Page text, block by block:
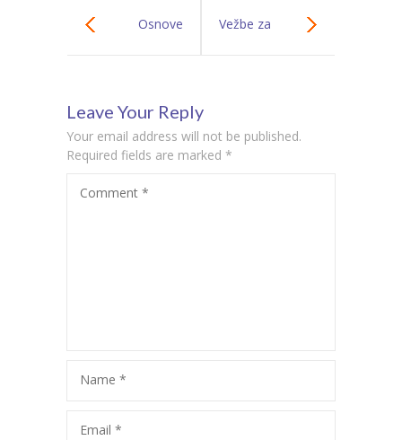
Osnove
rehabilitacije:
pristupi i metode
Vežbe za
Leave Your Reply
Your email address will not be published.
Required fields are marked *
Comment *
Name *
Email *